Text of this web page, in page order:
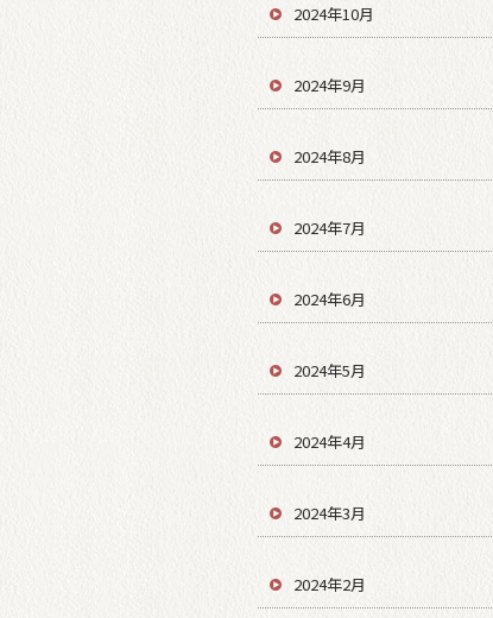
2024年10月
2024年9月
2024年8月
2024年7月
2024年6月
2024年5月
2024年4月
2024年3月
2024年2月